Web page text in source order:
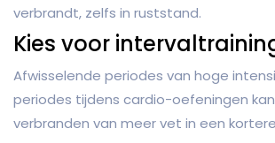
verbrandt, zelfs in ruststand.
Kies voor
Afwisselende periodes van hoge
periodes tijdens cardio-oefeningen
verbranden van meer vet in een